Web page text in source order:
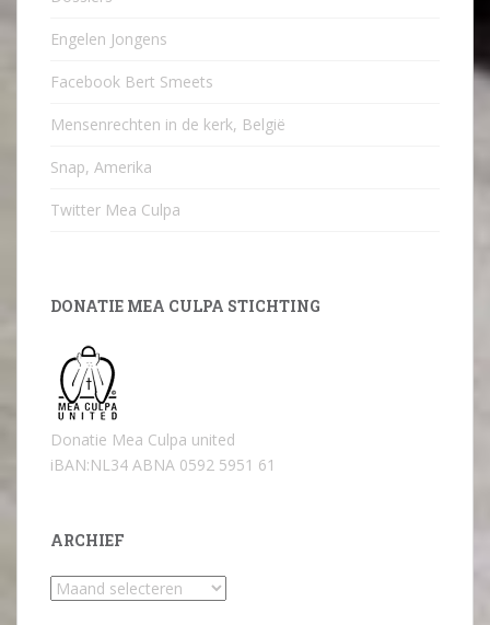
Engelen Jongens
Facebook Bert Smeets
Mensenrechten in de kerk, België
Snap, Amerika
Twitter Mea Culpa
DONATIE MEA CULPA STICHTING
Donatie Mea Culpa united
iBAN:NL34 ABNA 0592 5951 61
ARCHIEF
Archief